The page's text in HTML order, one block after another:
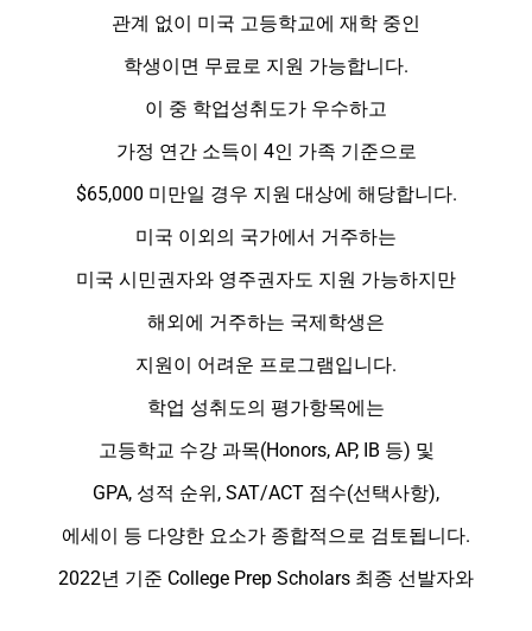
관계 없이 미국 고등학교에 재학 중인
학생이면 무료로 지원 가능합니다.
이 중 학업성취도가 우수하고
가정 연간 소득이 4인 가족 기준으로
$65,000 미만일 경우 지원 대상에 해당합니다.
미국 이외의 국가에서 거주하는
미국 시민권자와 영주권자도 지원 가능하지만
해외에 거주하는 국제학생은
지원이 어려운 프로그램입니다.
학업 성취도의 평가항목에는
고등학교 수강 과목(Honors, AP, IB 등) 및
GPA, 성적 순위, SAT/ACT 점수(선택사항),
에세이 등 다양한 요소가 종합적으로 검토됩니다.
2022년 기준 College Prep Scholars 최종 선발자와